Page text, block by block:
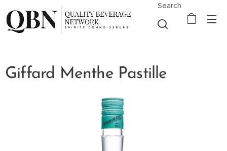
Search
Giffard Menthe Pastille